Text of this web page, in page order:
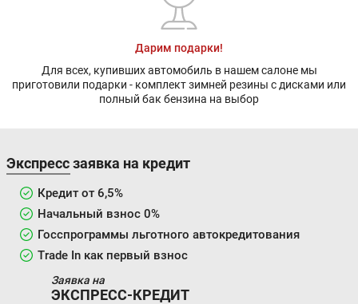
Дарим подарки!
Для всех, купивших автомобиль в нашем салоне мы
приготовили подарки - комплект зимней резины с дисками или
полный бак бензина на выбор
Экспресс заявка на кредит
Кредит от 6,5%
Начальный взнос 0%
Госспрограммы льготного автокредитования
Trade In как первый взнос
Заявка на
ЭКСПРЕСС-КРЕДИТ